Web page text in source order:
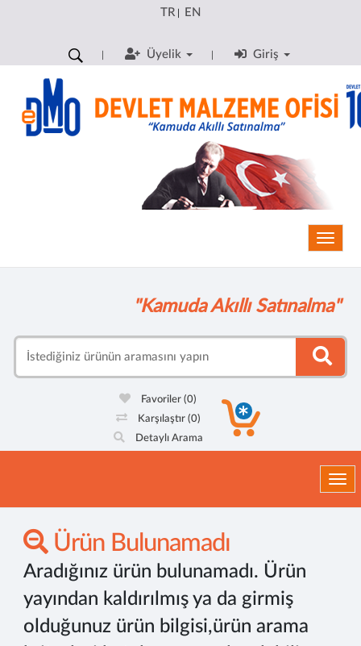
TR| EN
Üyelik Giriş
"Kamuda Akıllı Satınalma"
Favoriler(0)
Karşılaştır (0)
Detaylı Arama
Ürün Bulunamadı
Aradığınız ürün bulunamadı. Ürün
yayından kaldırılmış ya da girmiş
olduğunuz ürün bilgisi,ürün arama